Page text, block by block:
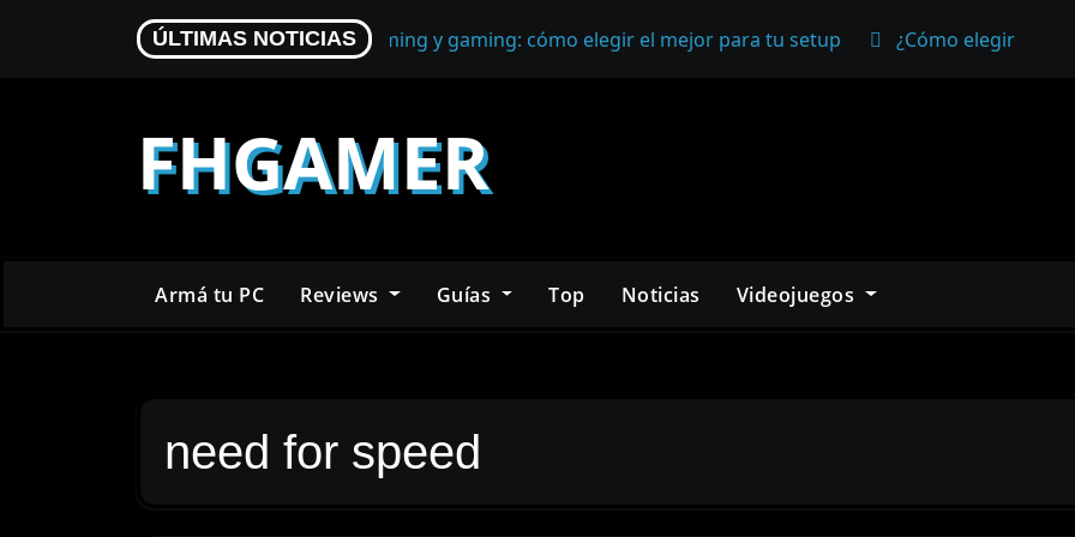
ÚLTIMAS NOTICIAS
Micrófono para streaming y gaming: cómo elegir el mejor para tu setup ¿Cómo elegir un
FHGAMER
Armá tu PC Reviews Guías Top Noticias Videojuegos
need for speed